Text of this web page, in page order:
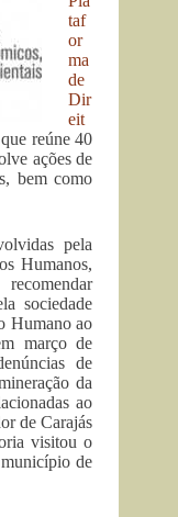
taf
or
ma
de
Dir
eit
reúne 40
ações de
bem como
pela
Humanos,
sociedade
Humano ao
março de
de
da
ao
de Carajás
visitou o
de